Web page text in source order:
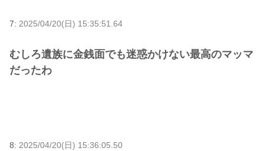
7: 2025/04/20(日) 15:35:51.64
むしろ遺族に金銭面でも迷惑かけない最高のマッマ
だったわ
8: 2025/04/20(日) 15:36:05.50